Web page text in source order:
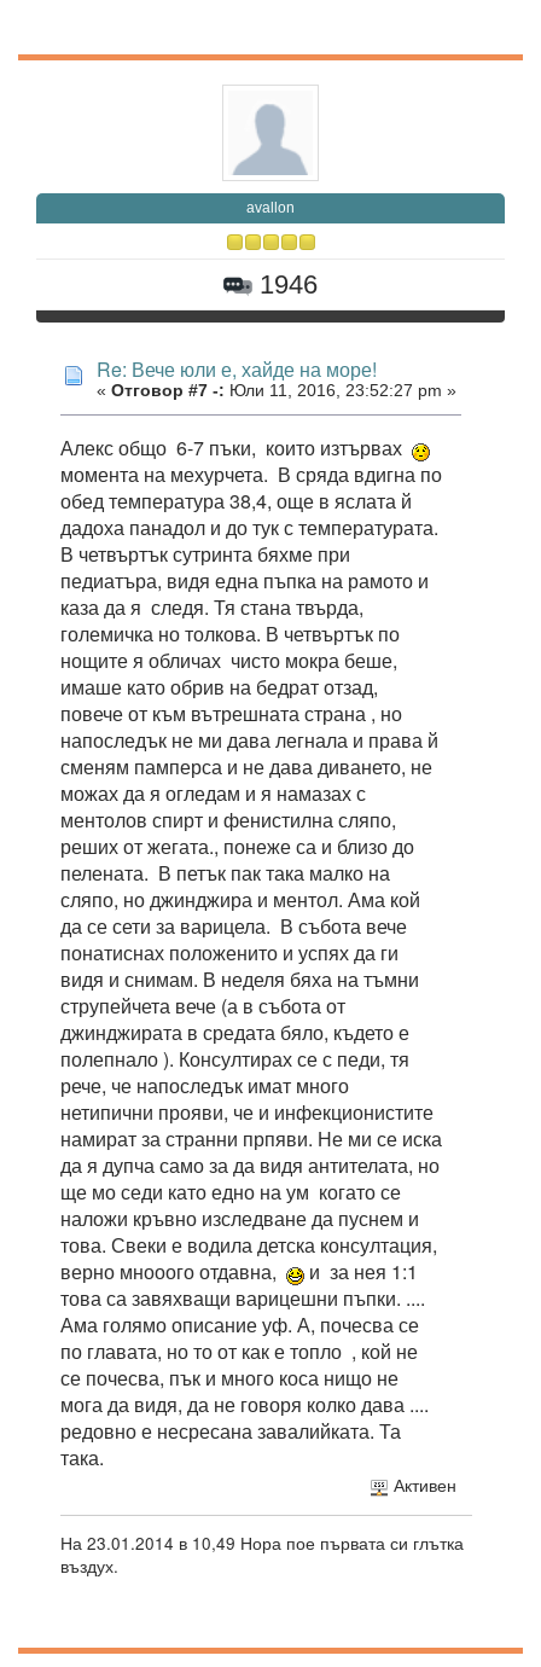
avallon
1946
Re: Вече юли е, хайде на море!
« Отговор #7 -: Юли 11, 2016, 23:52:27 pm »
Алекс общо 6-7 пъки, които изтървах
момента на мехурчета. В сряда вдигна по
обед температура 38,4, още в яслата й
дадоха панадол и до тук с температурата.
В четвъртък сутринта бяхме при
педиатъра, видя една пъпка на рамото и
каза да я следя. Тя стана твърда,
големичка но толкова. В четвъртък по
нощите я обличах чисто мокра беше,
имаше като обрив на бедрат отзад,
повече от към вътрешната страна , но
напоследък не ми дава легнала и права й
сменям памперса и не дава диването, не
можах да я огледам и я намазах с
ментолов спирт и фенистилна сляпо,
реших от жегата., понеже са и близо до
пелената. В петък пак така малко на
сляпо, но джинджира и ментол. Ама кой
да се сети за варицела. В събота вече
понатиснах положенито и успях да ги
видя и снимам. В неделя бяха на тъмни
струпейчета вече (а в събота от
джинджирата в средата бяло, където е
полепнало ). Консултирах се с педи, тя
рече, че напоследък имат много
нетипични прояви, че и инфекционистите
намират за странни прпяви. Не ми се иска
да я дупча само за да видя антителата, но
ще мо седи като едно на ум когато се
наложи кръвно изследване да пуснем и
това. Свеки е водила детска консултация,
верно мнооого отдавна,
и за нея 1:1
това са завяхващи варицешни пъпки. ....
Ама голямо описание уф. А, почесва се
по главата, но то от как е топло , кой не
се почесва, пък и много коса нищо не
мога да видя, да не говоря колко дава ....
редовно е несресана завалийката. Та
така.
Активен
На 23.01.2014 в 10,49 Нора пое първата си глътка
въздух.